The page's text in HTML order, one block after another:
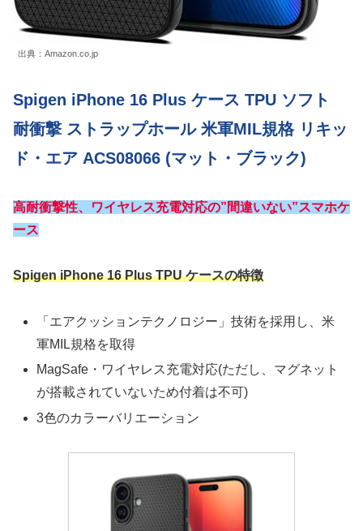
出典：Amazon.co.jp
Spigen iPhone 16 Plus ケース TPU ソフト
耐衝撃 ストラップホール 米軍MIL規格 リキッ
ド・エア ACS08066 (マット・ブラック)
高耐衝撃性、ワイヤレス充電対応の”間違いない”スマホケ
ース
Spigen iPhone 16 Plus TPU ケースの特徴
「エアクッションテクノロジー」技術を採用し、米
軍MIL規格を取得
MagSafe・ワイヤレス充電対応(ただし、マグネット
が搭載されていないため付着は不可)
3色のカラーバリエーション